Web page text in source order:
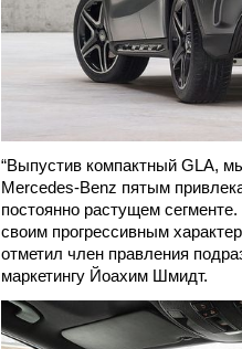
“Выпустив компактный GLA,
Mercedes-Benz пятым
постоянно растущем
своим прогрессивным
отметил член правления
маркетингу Йоахим Шмидт.